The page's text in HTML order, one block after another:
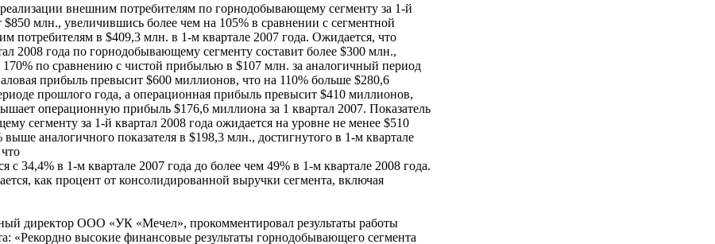
внешним потребителям по горнодобывающему сегменту за 1-й
$850 млн., увеличившись более чем на 105% в сравнении с сегментной
потребителям в $409,3 млн. в 1-м квартале 2007 года. Ожидается, что
2008 года по горнодобывающему сегменту составит более $300 млн.,
по сравнению с чистой прибылью в $107 млн. за аналогичный период
прибыль превысит $600 миллионов, что на 110% больше $280,6
прошлого года, а операционная прибыль превысит $410 миллионов,
операционную прибыль $176,6 миллиона за 1 квартал 2007. Показатель
сегменту за 1-й квартал 2008 года ожидается на уровне не менее $510
аналогичного показателя в $198,3 млн., достигнутого в 1-м квартале
34,4% в 1-м квартале 2007 года до более чем 49% в 1-м квартале 2008 года.
как процент от консолидированной выручки сегмента, включая
директор ООО «УК «Мечел», прокомментировал результаты работы
«Рекордно высокие финансовые результаты горнодобывающего сегмента